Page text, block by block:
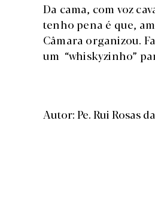
Da cama, com voz
tenho pena é que,
Câmara organizou.
um “whiskyzinho”
Autor: Pe. Rui Rosas